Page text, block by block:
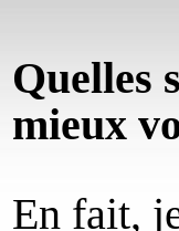
Quelles
mieux
En fait,